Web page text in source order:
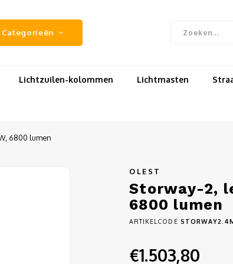
Categorieën
Lichtzuilen-kolommen Lichtmasten
6800 lumen
OLEST
Storway-2,
6800 lumen
ARTIKELCODE
€1.503,80